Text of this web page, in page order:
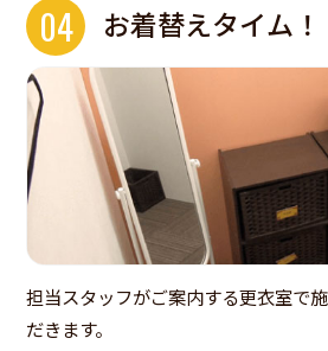
04 お着替えタイム！
担当スタッフがご案内する更衣室で
だきます。